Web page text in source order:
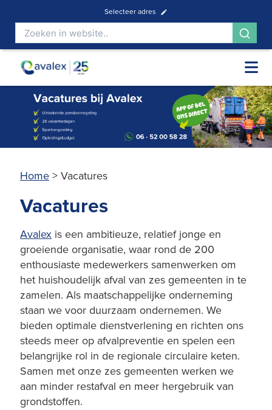
Selecteer adres
Home > Vacatures
Vacatures
Avalex is een ambitieuze, relatief jonge en
groeiende organisatie, waar rond de 200
enthousiaste medewerkers samenwerken om
het huishoudelijk afval van zes gemeenten in te
zamelen. Als maatschappelijke onderneming
staan we voor duurzaam ondernemen. We
bieden optimale dienstverlening en richten ons
steeds meer op afvalpreventie en spelen een
belangrijke rol in de regionale circulaire keten.
Samen met onze zes gemeenten werken we
aan minder restafval en meer hergebruik van
grondstoffen.